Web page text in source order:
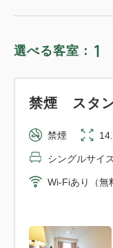
選べる客室： 1
禁煙 スタ
禁煙
シングルサイ
Wi-Fiあり（無